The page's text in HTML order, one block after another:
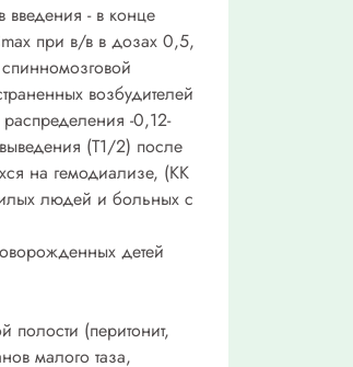
- в конце
при в/в в дозах 0,5,
возбудителей
-0,12-
(Т1/2) после
на гемодиализе, (КК
людей и больных с
детей
(перитонит,
малого таза,